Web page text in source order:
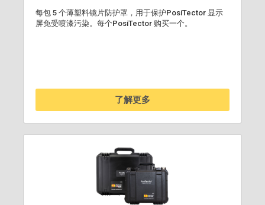
每包 5 个薄塑料镜片防护罩，用于保护PosiTector 显示
屏免受喷漆污染。每个PosiTector 购买一个。
了解更多